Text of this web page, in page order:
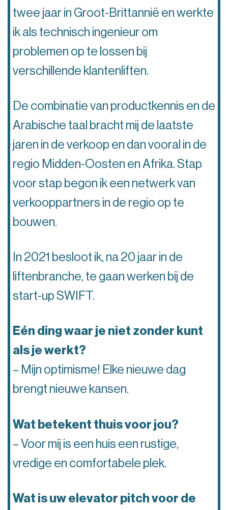
twee jaar in Groot-Brittannië en werkte
ik als technisch ingenieur om
problemen op te lossen bij
verschillende klantenliften.
De combinatie van productkennis en de
Arabische taal bracht mij de laatste
jaren in de verkoop en dan vooral in de
regio Midden-Oosten en Afrika. Stap
voor stap begon ik een netwerk van
verkooppartners in de regio op te
bouwen.
In 2021 besloot ik, na 20 jaar in de
liftenbranche, te gaan werken bij de
start-up SWIFT.
Eén ding waar je niet zonder kunt
als je werkt?
– Mijn optimisme! Elke nieuwe dag
brengt nieuwe kansen.
Wat betekent thuis voor jou?
– Voor mij is een huis een rustige,
vredige en comfortabele plek.
Wat is uw elevator pitch voor de